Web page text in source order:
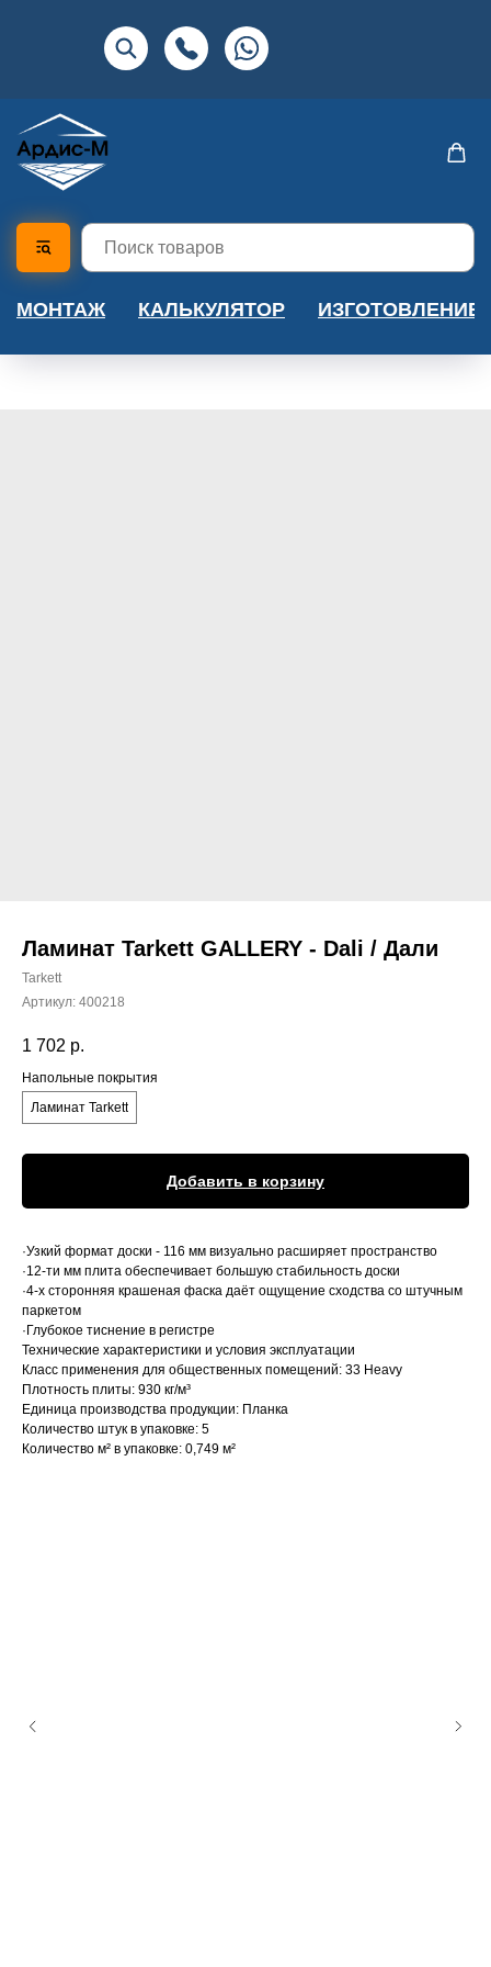
МОНТАЖ КАЛЬКУЛЯТОР ИЗГОТОВЛЕНИЕ
Ламинат Tarkett GALLERY - Dali / Дали
Tarkett
Артикул: 400218
1 702 р.
Напольные покрытия
Ламинат Tarkett
Добавить в корзину
·Узкий формат доски - 116 мм визуально расширяет пространство
·12-ти мм плита обеспечивает большую стабильность доски
·4-х сторонняя крашеная фаска даёт ощущение сходства со штучным
паркетом
·Глубокое тиснение в регистре
Технические характеристики и условия эксплуатации
Класс применения для общественных помещений: 33 Heavy
Плотность плиты: 930 кг/м³
Единица производства продукции: Планка
Количество штук в упаковке: 5
Количество м² в упаковке: 0,749 м²